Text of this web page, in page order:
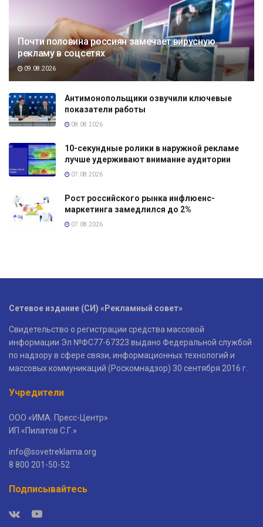
Почти половина россиян замечает вирусную
рекламу в соцсетях
09.08.2026
Антимонопольщики озвучили ключевые
показатели работы
08.08.2026
10-секундные ролики в наружной рекламе
лучше удерживают внимание аудитории
07.08.2026
Рост российского рынка инфлюенс-
маркетинга замедлился до 2%
07.08.2026
Сетевое издание (СИ) «Рекламный совет»
Свидетельство о регистрации средства массовой
информации Эл №ФС77-67323 выдано Федеральной службой
по надзору в сфере связи, информационных технологий и
массовых коммуникаций (Роскомнадзор) 30 сентября 2016 г.
Учредители
ООО «ИМА. Пресс-Центр»
ИП «Пилатов С.Г.»
info@sovetreklama.org
8 800 201-50-52
Подписывайтесь